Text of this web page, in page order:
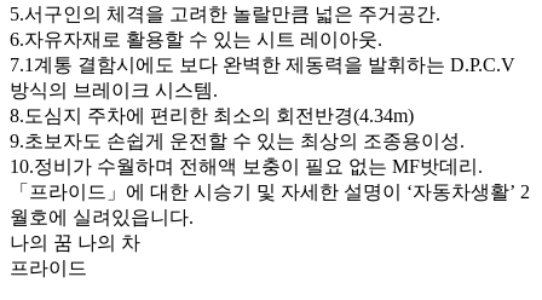
5.서구인의 체격을 고려한 놀랄만큼 넓은 주거공간.
6.자유자재로 활용할 수 있는 시트 레이아웃.
7.1계통 결함시에도 보다 완벽한 제동력을 발휘하는 D.P.C.V
방식의 브레이크 시스템.
8.도심지 주차에 편리한 최소의 회전반경(4.34m)
9.초보자도 손쉽게 운전할 수 있는 최상의 조종용이성.
10.정비가 수월하며 전해액 보충이 필요 없는 MF밧데리.
「프라이드」에 대한 시승기 및 자세한 설명이 ‘자동차생활’ 2
월호에 실려있읍니다.
나의 꿈 나의 차
프라이드